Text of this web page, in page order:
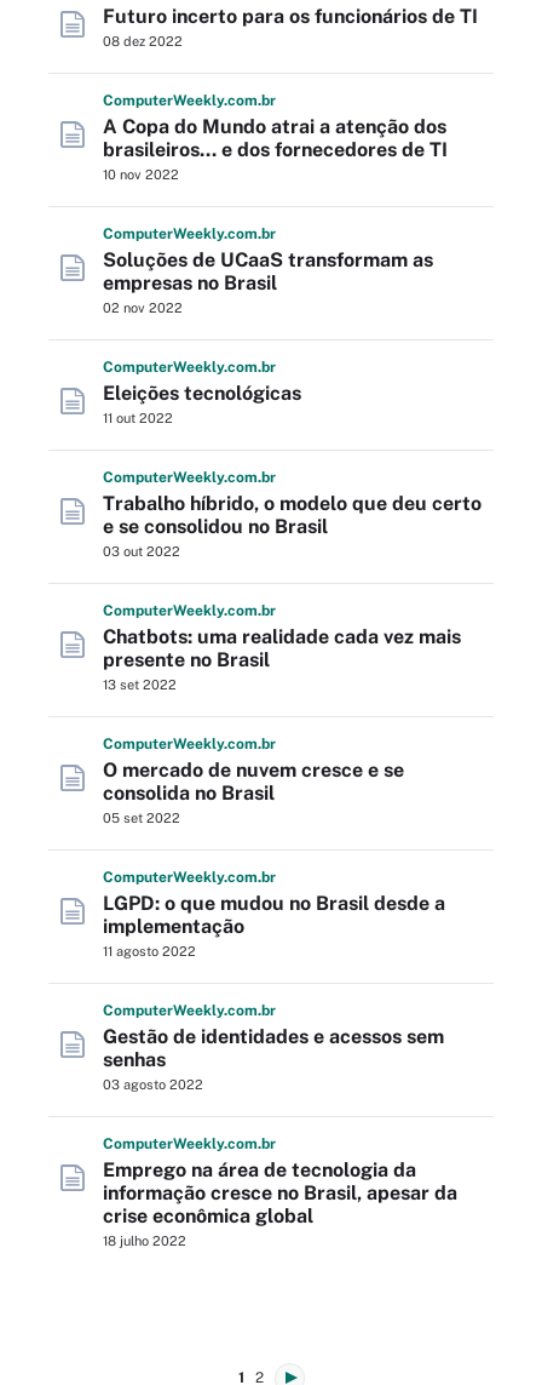
Futuro incerto para os funcionários de TI
08 dez 2022
ComputerWeekly.com.br
A Copa do Mundo atrai a atenção dos
brasileiros... e dos fornecedores de TI
10 nov 2022
ComputerWeekly.com.br
Soluções de UCaaS transformam as
empresas no Brasil
02 nov 2022
ComputerWeekly.com.br
Eleições tecnológicas
11 out 2022
ComputerWeekly.com.br
Trabalho híbrido, o modelo que deu certo
e se consolidou no Brasil
03 out 2022
ComputerWeekly.com.br
Chatbots: uma realidade cada vez mais
presente no Brasil
13 set 2022
ComputerWeekly.com.br
O mercado de nuvem cresce e se
consolida no Brasil
05 set 2022
ComputerWeekly.com.br
LGPD: o que mudou no Brasil desde a
implementação
11 agosto 2022
ComputerWeekly.com.br
Gestão de identidades e acessos sem
senhas
03 agosto 2022
ComputerWeekly.com.br
Emprego na área de tecnologia da
informação cresce no Brasil, apesar da
crise econômica global
18 julho 2022
1 2